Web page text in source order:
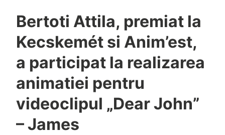
Bertoti Attila, premiat la
Kecskemét si Anim’est,
a participat la realizarea
animatiei pentru
videoclipul „Dear John”
– James